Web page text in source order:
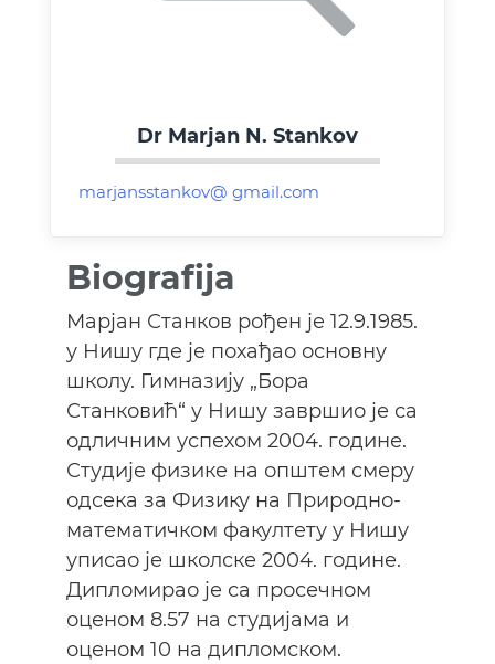
Dr Marjan N. Stankov
Biografija
Марјан Станков рођен је 12.9.1985.
у Нишу где је похађао основну
школу. Гимназију „Бора
Станковић“ у Нишу завршио је са
одличним успехом 2004. године.
Студије физике на општем смеру
одсека за Физику на Природно-
математичком факултету у Нишу
уписао је школске 2004. године.
Дипломирао је са просечном
оценом 8.57 на студијама и
оценом 10 на дипломском.